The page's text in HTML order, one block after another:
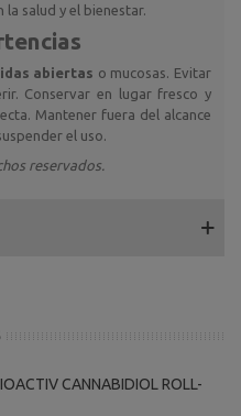
salud y el bienestar.
abiertas o mucosas. Evitar
Conservar en lugar fresco y
Mantener fuera del alcance
el uso.
reservados.
CANNABIDIOL ROLL-